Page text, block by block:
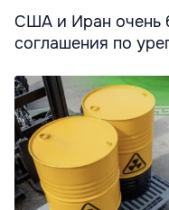
США и Иран очень
соглашения по